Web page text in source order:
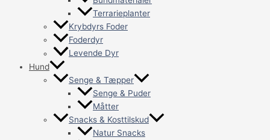
Terrarieplanter
Krybdyrs Foder
Foderdyr
Levende Dyr
Hund
Senge & Tæpper
Senge & Puder
Måtter
Snacks & Kosttilskud
Natur Snacks